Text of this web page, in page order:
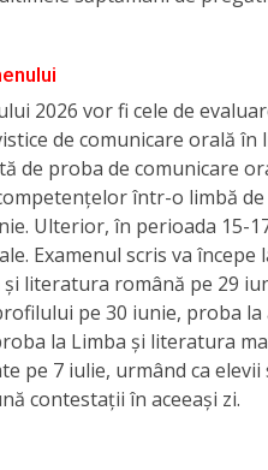
2026 vor fi cele de
de comunicare orală în
de proba de comunicare
într-o limbă
Ulterior, în perioada 15-
Examenul scris va începe
literatura română pe 29
pe 30 iunie, proba
la Limba și literatura
pe 7 iulie, urmând ca
contestații în aceeași zi.